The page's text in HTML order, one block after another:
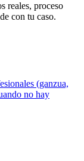
reales, proceso
con tu caso.
(ganzua,
no hay